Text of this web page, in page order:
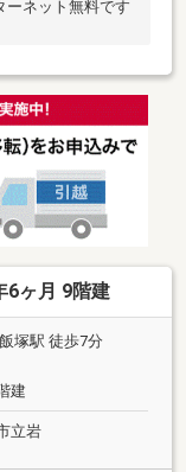
ーネット無料です
6ヶ月 9階建
塚駅 徒歩7分
建
立岩